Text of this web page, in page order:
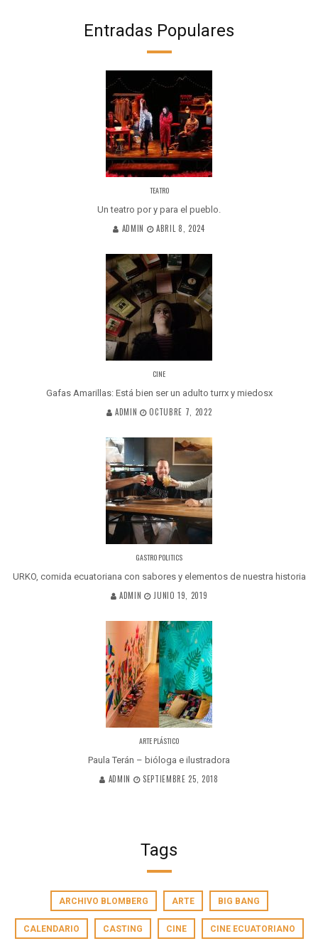
Entradas Populares
TEATRO
Un teatro por y para el pueblo.
ADMIN ABRIL 8, 2024
CINE
Gafas Amarillas: Está bien ser un adulto turrx y miedosx
ADMIN OCTUBRE 7, 2022
GASTRO POLITICS
URKO, comida ecuatoriana con sabores y elementos de nuestra historia
ADMIN JUNIO 19, 2019
ARTE PLÁSTICO
Paula Terán – bióloga e ilustradora
ADMIN SEPTIEMBRE 25, 2018
Tags
ARCHIVO BLOMBERG ARTE BIG BANG
CALENDARIO CASTING CINE CINE ECUATORIANO